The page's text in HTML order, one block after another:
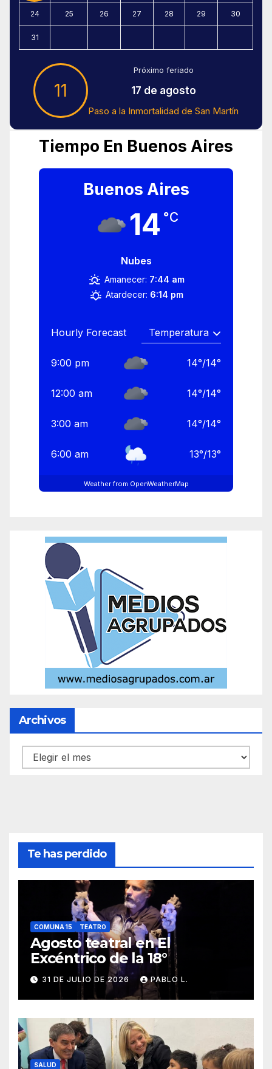
24 25 26 27 28 29 30
31
11
Próximo feriado
17 de agosto
Paso a la Inmortalidad de San Martín
Tiempo En Buenos Aires
Buenos Aires
14 °C
Nubes
Amanecer: 7:44 am
Atardecer: 6:14 pm
Hourly Forecast
9:00 pm 14°/14°
12:00 am 14°/14°
3:00 am 14°/14°
6:00 am 13°/13°
Weather from OpenWeatherMap
Archivos
Archivos
Te has perdido
COMUNA 15 TEATRO
Agosto teatral en El
Excéntrico de la 18°
31 DE JULIO DE 2026 PABLO L.
SALUD